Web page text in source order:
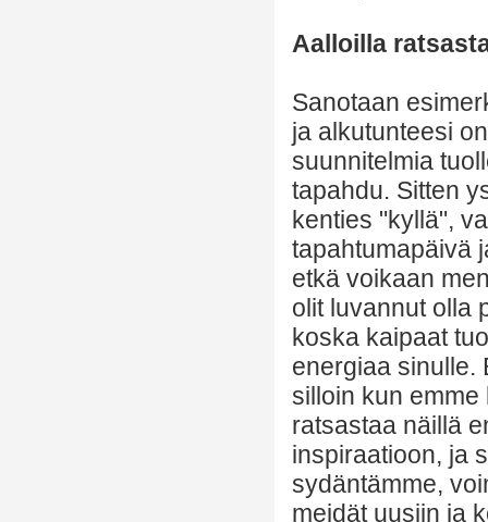
Aalloilla
Sanotaan
ja alkutunteesi
suunnitelmia
tapahdu. Sitten
kenties "kyllä",
tapahtumapäivä
etkä voikaan
olit luvannut olla
koska kaipaat
energiaa sinulle.
silloin kun emme
ratsastaa näillä
inspiraatioon, ja
sydäntämme,
meidät uusiin ja